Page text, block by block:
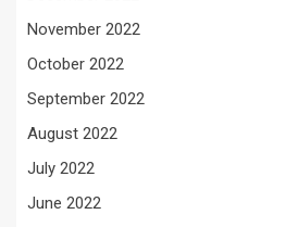
November 2022
October 2022
September 2022
August 2022
July 2022
June 2022